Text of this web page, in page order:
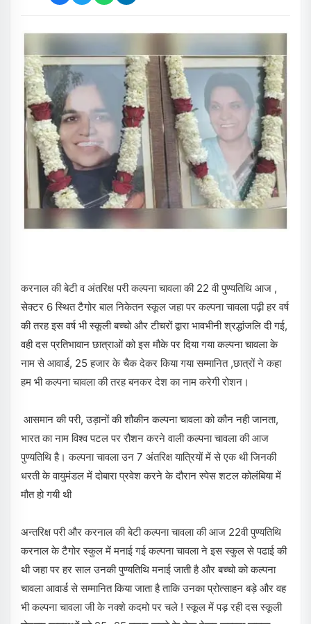
करनाल की बेटी व अंतरिक्ष परी कल्पना चावला की 22 वी पुण्यतिथि आज ,
सेक्टर 6 स्थित टैगोर बाल निकेतन स्कूल जहा पर कल्पना चावला पढ़ी हर वर्ष
की तरह इस वर्ष भी स्कूली बच्चो और टीचरों द्वारा भावभीनी श्रद्धांजलि दी गई,
वही दस प्रतिभावान छात्राओं को इस मौके पर दिया गया कल्पना चावला के
नाम से आवार्ड, 25 हजार के चैक देकर किया गया सम्मानित ,छात्रों ने कहा
हम भी कल्पना चावला की तरह बनकर देश का नाम करेगी रोशन।
आसमान की परी, उड़ानों की शौकीन कल्पना चावला को कौन नही जानता,
भारत का नाम विश्व पटल पर रौशन करने वाली कल्पना चावला की आज
पुण्यतिथि है। कल्पना चावला उन 7 अंतरिक्ष यात्रियों में से एक थी जिनकी
धरती के वायुमंडल में दोबारा प्रवेश करने के दौरान स्पेस शटल कोलंबिया में
मौत हो गयी थी
अन्तरिक्ष परी और करनाल की बेटी कल्पना चावला की आज 22वी पुण्यतिथि
करनाल के टैगोर स्कुल में मनाई गई कल्पना चावला ने इस स्कुल से पढाई की
थी जहा पर हर साल उनकी पुण्यतिथि मनाई जाती है और बच्चो को कल्पना
चावला आवार्ड से सम्मानित किया जाता है ताकि उनका प्रोत्साहन बड़े और वह
भी कल्पना चावला जी के नक्शे कदमो पर चले ! स्कूल में पड़ रही दस स्कूली